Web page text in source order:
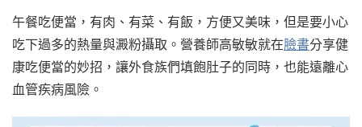
午餐吃便當，有肉、有菜、有飯，方便又美味，但是要小心
吃下過多的熱量與澱粉攝取。營養師高敏敏就在臉書分享健
康吃便當的妙招，讓外食族們填飽肚子的同時，也能遠離心
血管疾病風險。